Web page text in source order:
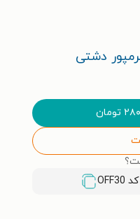
دشتی
تومان
OFF30